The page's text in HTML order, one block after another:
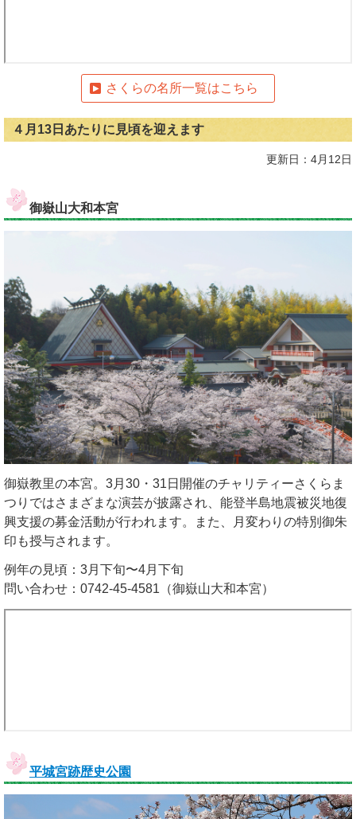
さくらの名所一覧はこちら
４月13日あたりに見頃を迎えます
更新日：4月12日
御嶽山大和本宮
御嶽教里の本宮。3月30・31日開催のチャリティーさくらま
つりではさまざまな演芸が披露され、能登半島地震被災地復
興支援の募金活動が行われます。また、月変わりの特別御朱
印も授与されます。
例年の見頃：3月下旬〜4月下旬
問い合わせ：0742-45-4581（御嶽山大和本宮）
平城宮跡歴史公園